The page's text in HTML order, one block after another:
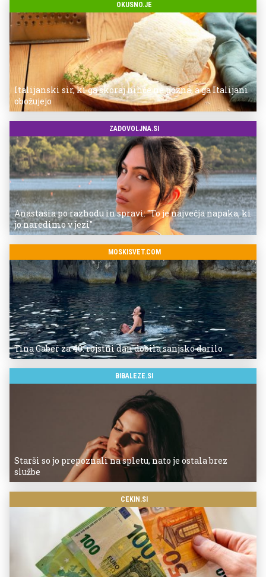
OKUSNO.JE
Italijanski sir, ki ga skoraj nihče ne pozna, a ga Italijani
obožujejo
ZADOVOLJNA.SI
Anastasia po razhodu in spravi: "To je največja napaka, ki
jo naredimo v jezi"
MOSKISVET.COM
Tina Gaber za 40. rojstni dan dobila sanjsko darilo
BIBALEZE.SI
Starši so jo prepoznali na spletu, nato je ostala brez
službe
CEKIN.SI